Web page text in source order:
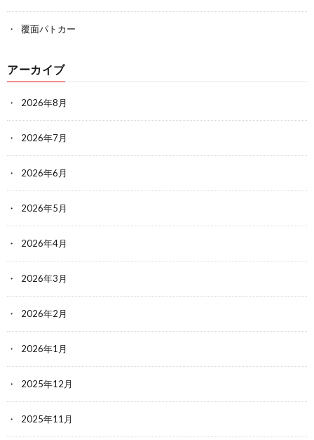
覆面パトカー
アーカイブ
2026年8月
2026年7月
2026年6月
2026年5月
2026年4月
2026年3月
2026年2月
2026年1月
2025年12月
2025年11月